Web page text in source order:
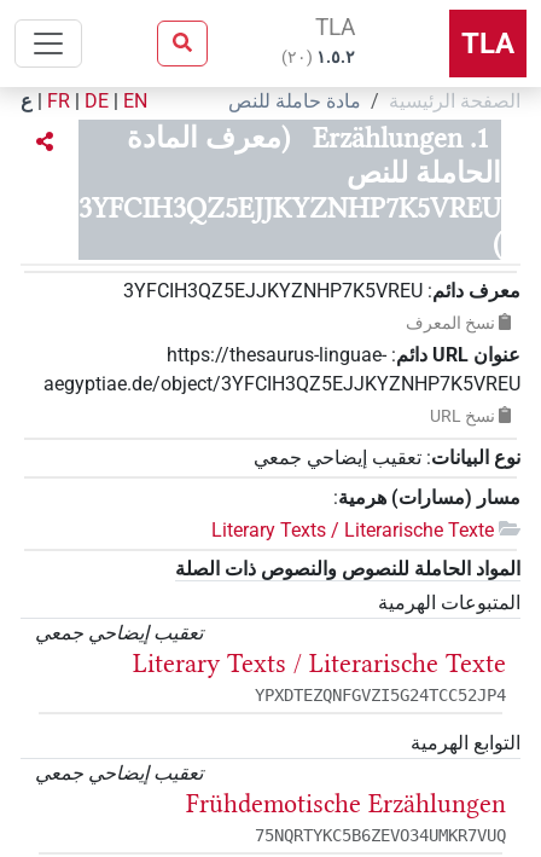
TLA
TLA
۱.٥.٢ (٢٠)
الصفحة الرئيسية مادة حاملة للنص EN
|
DE
|
FR
| ع
1. Erzählungen
(معرف المادة
الحاملة للنص
3YFCIH3QZ5EJJKYZNHP7K5VREU
)
معرف دائم:
3YFCIH3QZ5EJJKYZNHP7K5VREU
نسخ المعرف
عنوان‏ ‏URL‏ دائم :
https://thesaurus-linguae-
aegyptiae.de/object/3YFCIH3QZ5EJJKYZNHP7K5VREU
نسخ‏ ‏URL
نوع البيانات: تعقيب إيضاحي جمعي
مسار (مسارات) هرمية:
Literary Texts / Literarische Texte
المواد الحاملة للنصوص والنصوص ذات الصلة
المتبوعات الهرمية
تعقيب إيضاحي جمعي
Literary Texts / Literarische Texte
YPXDTEZQNFGVZI5G24TCC52JP4
التوابع الهرمية
تعقيب إيضاحي جمعي
Frühdemotische Erzählungen
75NQRTYKC5B6ZEVO34UMKR7VUQ